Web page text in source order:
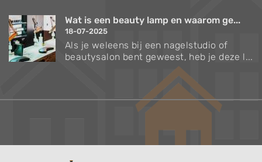
Wat is een beauty lamp en waarom ge...
18-07-2025
Als je weleens bij een nagelstudio of
beautysalon bent geweest, heb je deze l...